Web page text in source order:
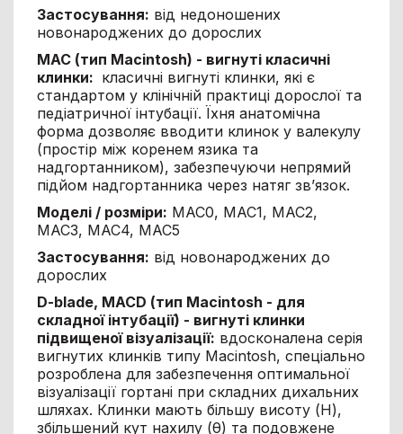
Застосування: від недоношених
новонароджених до дорослих
MAC (тип Macintosh) - вигнуті класичні
клинки: класичні вигнуті клинки, які є
стандартом у клінічній практиці дорослої та
педіатричної інтубації. Їхня анатомічна
форма дозволяє вводити клинок у валекулу
(простір між коренем язика та
надгортанником), забезпечуючи непрямий
підйом надгортанника через натяг зв’язок.
Моделі / розміри: MAC0, MAC1, MAC2,
MAC3, MAC4, MAC5
Застосування: від новонароджених до
дорослих
D-blade, MACD (тип Macintosh - для
складної інтубації) - вигнуті клинки
підвищеної візуалізації: вдосконалена серія
вигнутих клинків типу Macintosh, спеціально
розроблена для забезпечення оптимальної
візуалізації гортані при складних дихальних
шляхах. Клинки мають більшу висоту (H),
збільшений кут нахилу (θ) та подовжене